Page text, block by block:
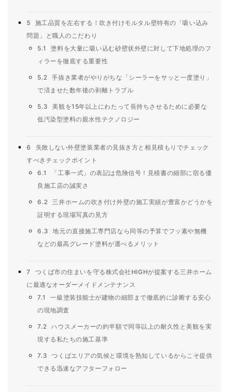
5
施工品質を左右する！吹き付けモルタル壁特有の「吸い込み
問題」と職人のこだわり
5.1
塗料を大量に吸い込む砂壁状外壁に対して下地処理のフ
ィラーを徹底する重要性
5.2 手抜き業者がやりがちな「シーラーをサッと一度塗り」
で済ませた数年後の剥離トラブル
5.3
美観を15年以上にわたって長持ちさせるために必要な
低汚染型塗料の親水性テクノロジー
6
失敗しない外壁塗装業者の見抜き方と相見積もりでチェック
すべきチェックポイント
6.1
「工事一式」の表記は危険信号！見積書の細部に宿る優
良施工店の誠実さ
6.2
三井ホームの吹き付け外壁の施工実績が豊富かどうかを
証明する現場写真の見方
6.3
地元の直接施工専門店なら同等の予算でフッ素や無機
などの最高グレード塗料が選べるメリット
7
つくば市の住まいを守る株式会社HIGHが提案する三井ホーム
に最適なオーダーメイドメンテナンス
7.1
一級塗装技能士が建物の細部まで徹底的に診断する安心
の現地調査
7.2 ハウスメーカーの約半額で同等以上の耐久性と美観を実
現する私たちの施工基準
7.3
つくばエリアの気候と環境を熟知しているからこそ提供
できる迅速なアフターフォロー